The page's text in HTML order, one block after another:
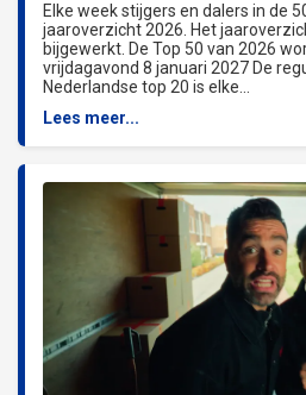
Elke week stijgers en dalers in de
jaaroverzicht 2026. Het
bijgewerkt. De Top 50 van 2026
vrijdagavond 8 januari 2027 De
Nederlandse top 20 is elke...
Lees meer...